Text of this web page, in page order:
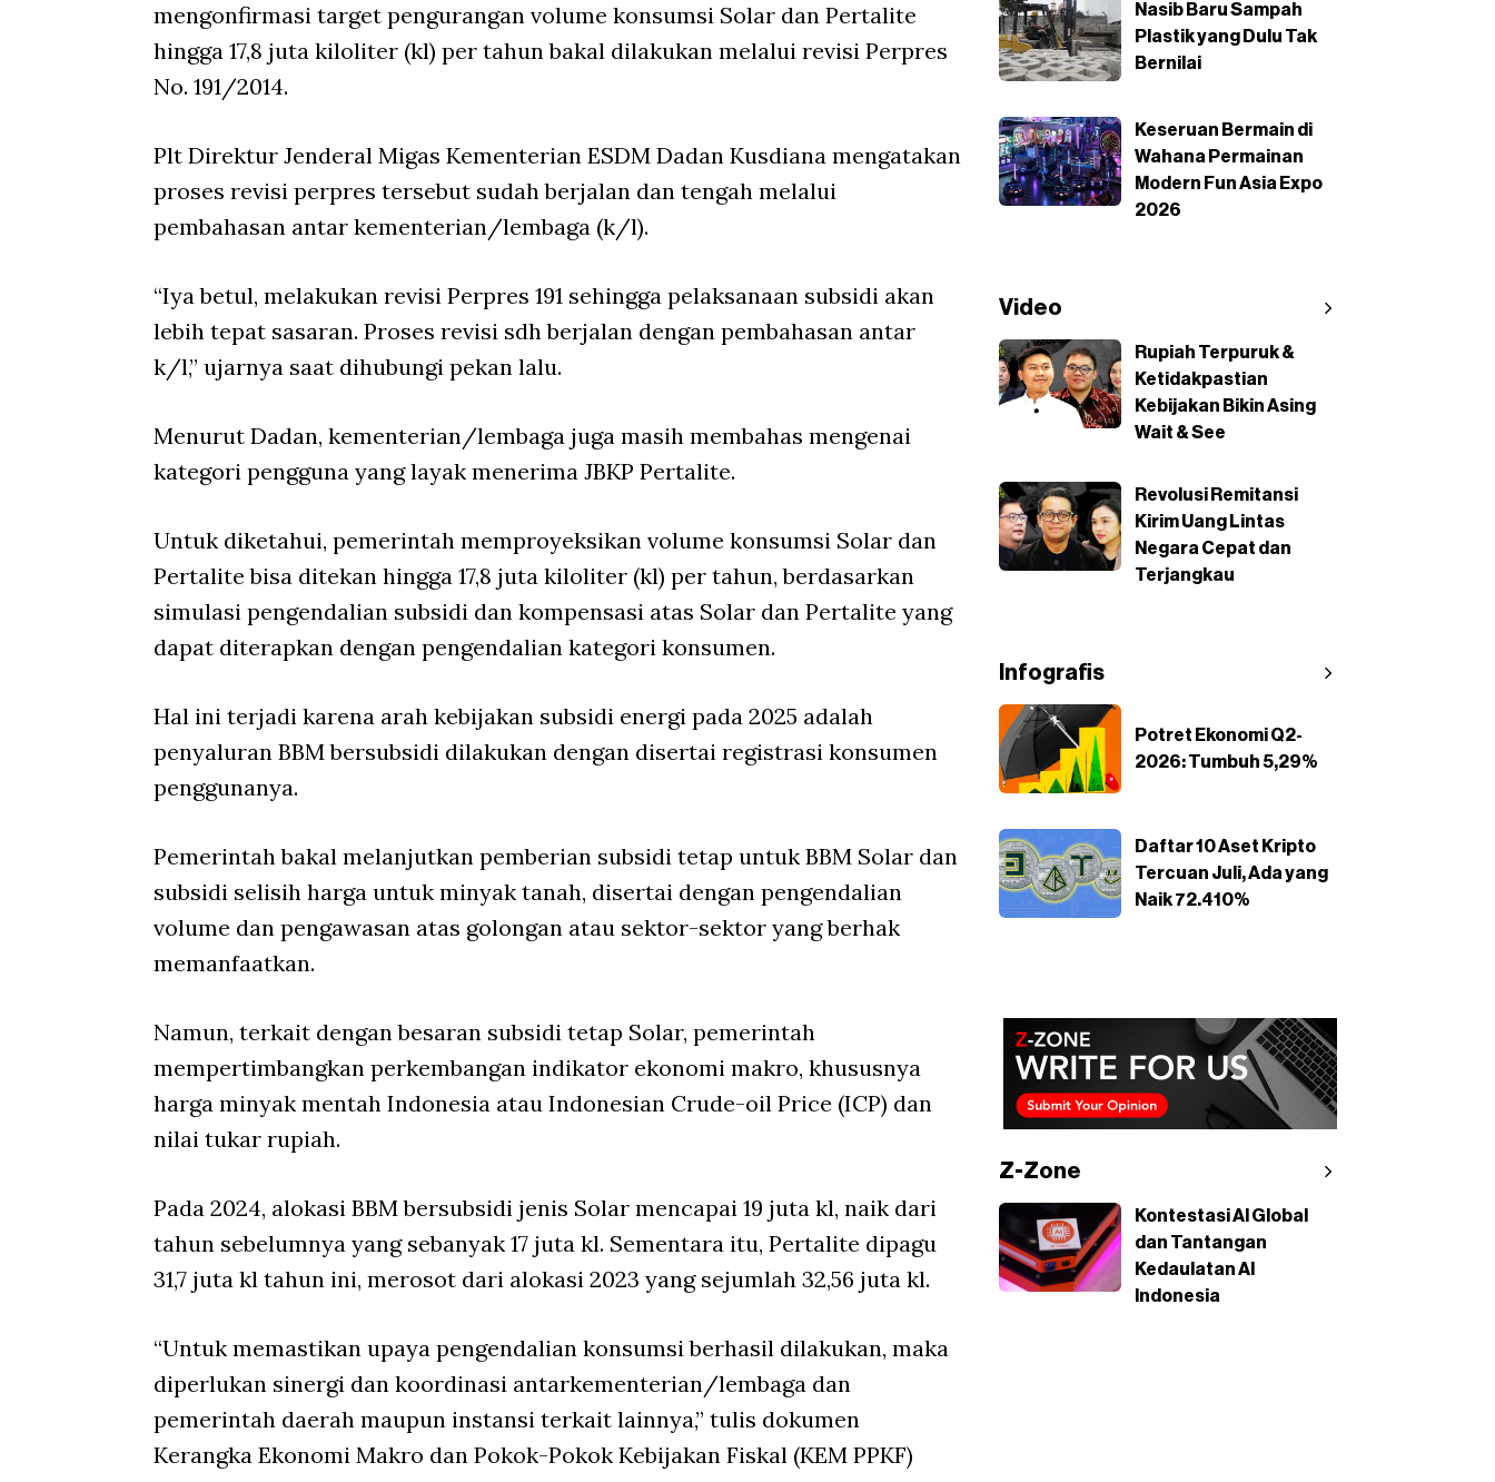
mengonfirmasi target pengurangan volume konsumsi Solar dan Pertalite
hingga 17,8 juta kiloliter (kl) per tahun bakal dilakukan melalui revisi Perpres
No. 191/2014.
Plt Direktur Jenderal Migas Kementerian ESDM Dadan Kusdiana mengatakan
proses revisi perpres tersebut sudah berjalan dan tengah melalui
pembahasan antar kementerian/lembaga (k/l).
“Iya betul, melakukan revisi Perpres 191 sehingga pelaksanaan subsidi akan
lebih tepat sasaran. Proses revisi sdh berjalan dengan pembahasan antar
k/l,” ujarnya saat dihubungi pekan lalu.
Menurut Dadan, kementerian/lembaga juga masih membahas mengenai
kategori pengguna yang layak menerima JBKP Pertalite.
Untuk diketahui, pemerintah memproyeksikan volume konsumsi Solar dan
Pertalite bisa ditekan hingga 17,8 juta kiloliter (kl) per tahun, berdasarkan
simulasi pengendalian subsidi dan kompensasi atas Solar dan Pertalite yang
dapat diterapkan dengan pengendalian kategori konsumen.
Hal ini terjadi karena arah kebijakan subsidi energi pada 2025 adalah
penyaluran BBM bersubsidi dilakukan dengan disertai registrasi konsumen
penggunanya.
Pemerintah bakal melanjutkan pemberian subsidi tetap untuk BBM Solar dan
subsidi selisih harga untuk minyak tanah, disertai dengan pengendalian
volume dan pengawasan atas golongan atau sektor-sektor yang berhak
memanfaatkan.
Namun, terkait dengan besaran subsidi tetap Solar, pemerintah
mempertimbangkan perkembangan indikator ekonomi makro, khususnya
harga minyak mentah Indonesia atau Indonesian Crude-oil Price (ICP) dan
nilai tukar rupiah.
Pada 2024, alokasi BBM bersubsidi jenis Solar mencapai 19 juta kl, naik dari
tahun sebelumnya yang sebanyak 17 juta kl. Sementara itu, Pertalite dipagu
31,7 juta kl tahun ini, merosot dari alokasi 2023 yang sejumlah 32,56 juta kl.
“Untuk memastikan upaya pengendalian konsumsi berhasil dilakukan, maka
diperlukan sinergi dan koordinasi antarkementerian/lembaga dan
pemerintah daerah maupun instansi terkait lainnya,” tulis dokumen
Kerangka Ekonomi Makro dan Pokok-Pokok Kebijakan Fiskal (KEM PPKF)
Nasib Baru Sampah
Plastik yang Dulu Tak
Bernilai
Keseruan Bermain di
Wahana Permainan
Modern Fun Asia Expo
2026
Video
Rupiah Terpuruk &
Ketidakpastian
Kebijakan Bikin Asing
Wait & See
Revolusi Remitansi
Kirim Uang Lintas
Negara Cepat dan
Terjangkau
Infografis
Potret Ekonomi Q2-
2026: Tumbuh 5,29%
Daftar 10 Aset Kripto
Tercuan Juli, Ada yang
Naik 72.410%
Z-Zone
Kontestasi AI Global
dan Tantangan
Kedaulatan AI
Indonesia